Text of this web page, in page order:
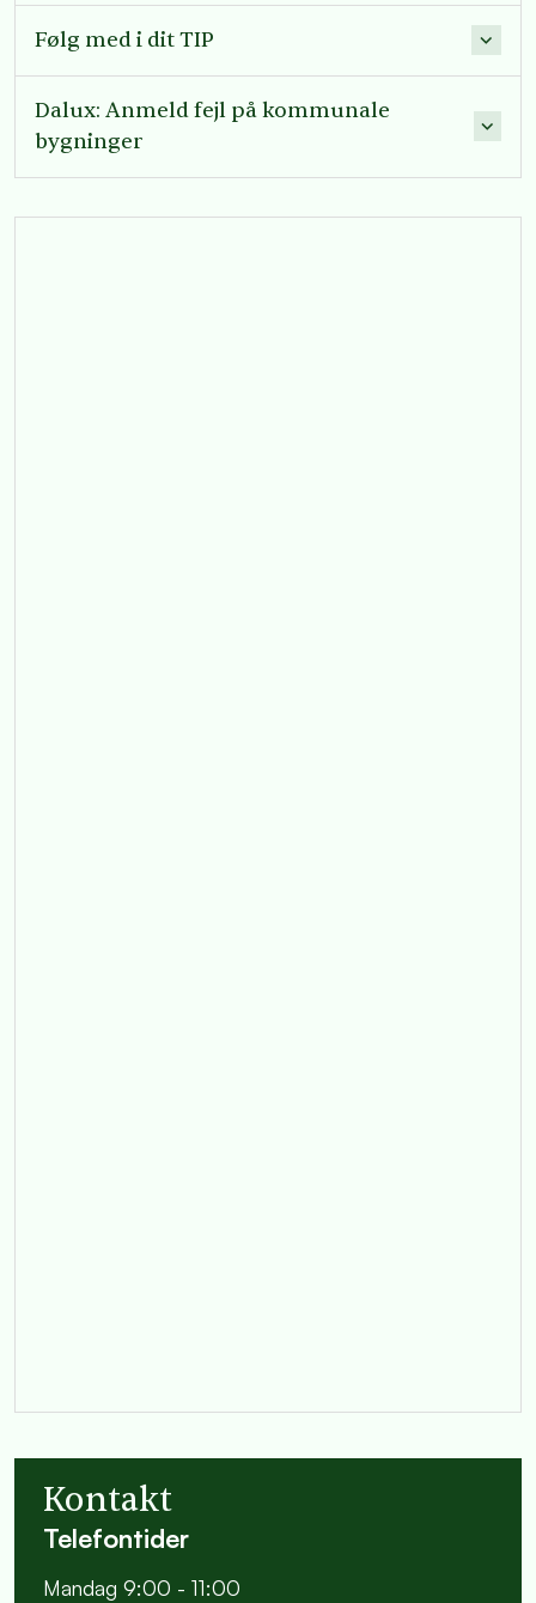
Følg med i dit TIP
Dalux: Anmeld fejl på kommunale
bygninger
Kontakt
Telefontider
Mandag 9:00 - 11:00